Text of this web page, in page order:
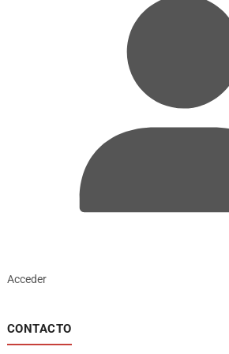
Acceder
CONTACTO